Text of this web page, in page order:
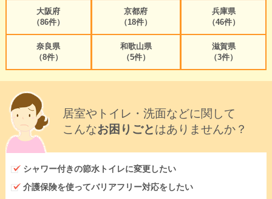
大阪府
（86件）
京都府
（18件）
兵庫県
（46件）
奈良県
（8件）
和歌山県
（5件）
滋賀県
（3件）
居室やトイレ・洗面などに関して
こんなお困りごとはありませんか？
シャワー付きの節水トイレに変更したい
介護保険を使ってバリアフリー対応をしたい